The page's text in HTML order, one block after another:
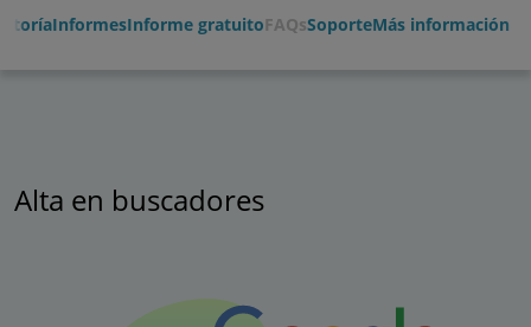
InformesInforme gratuitoFAQsSoporteMás información
Alta en buscadores